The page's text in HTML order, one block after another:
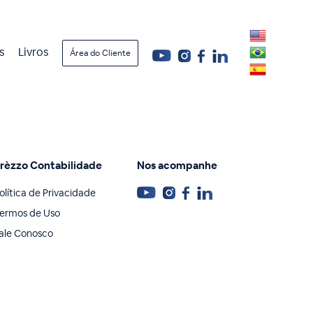
Livros Área do Cliente
Contabilidade
de Privacidade
de Uso
Conosco
Nos acompanhe